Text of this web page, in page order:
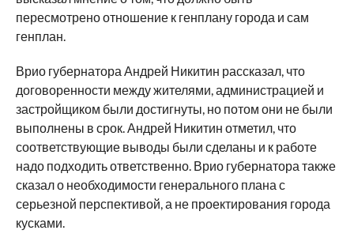
пересмотрено отношение к генплану города и сам
генплан.
Врио губернатора Андрей Никитин рассказал, что
договоренности между жителями, администрацией и
застройщиком были достигнуты, но потом они не были
выполнены в срок. Андрей Никитин отметил, что
соответствующие выводы были сделаны и к работе
надо подходить ответственно. Врио губернатора также
сказал о необходимости генерального плана с
серьезной перспективой, а не проектирования города
кусками.